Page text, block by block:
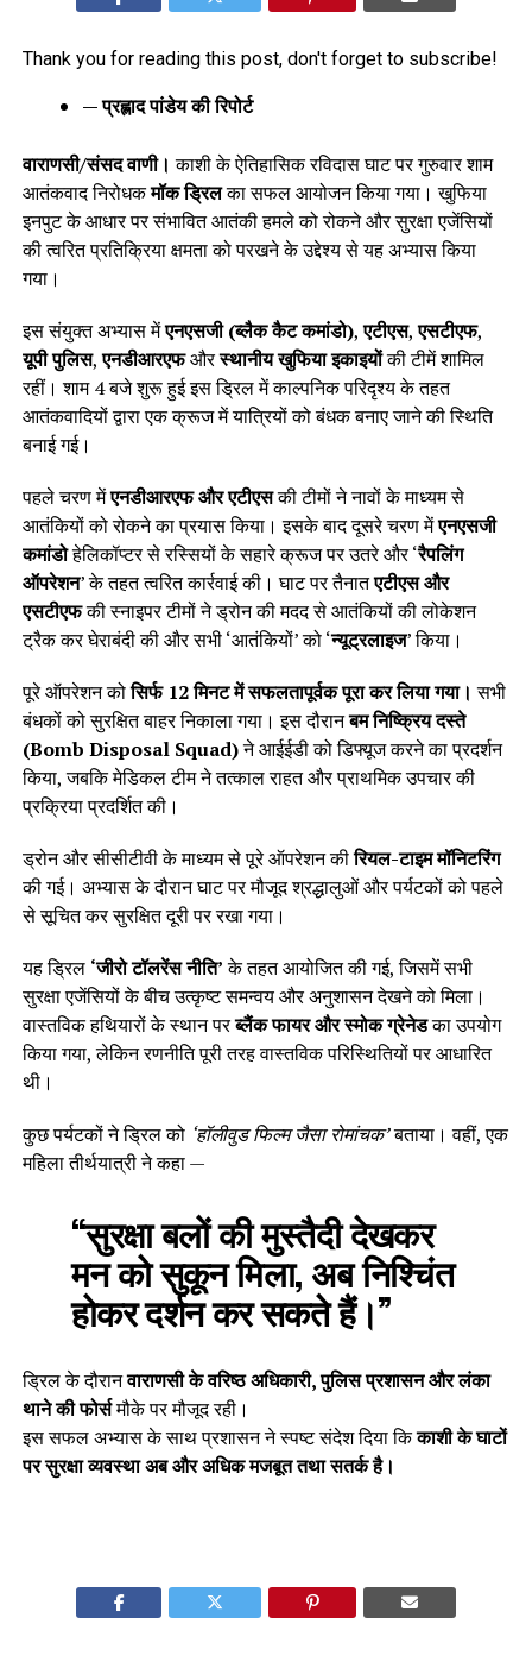
Thank you for reading this post, don't forget to subscribe!
— प्रह्लाद पांडेय की रिपोर्ट
वाराणसी/संसद वाणी।काशी के ऐतिहासिक रविदास घाट पर गुरुवार शाम
आतंकवाद निरोधकमॉक ड्रिलका सफल आयोजन किया गया। खुफिया
इनपुट के आधार पर संभावित आतंकी हमले को रोकने और सुरक्षा एजेंसियों
की त्वरित प्रतिक्रिया क्षमता को परखने के उद्देश्य से यह अभ्यास किया
गया।
इस संयुक्त अभ्यास मेंएनएसजी (ब्लैक कैट कमांडो),एटीएस,एसटीएफ,
यूपी पुलिस,एनडीआरएफऔरस्थानीय खुफिया इकाइयोंकी टीमें शामिल
रहीं। शाम 4 बजे शुरू हुई इस ड्रिल में काल्पनिक परिदृश्य के तहत
आतंकवादियों द्वारा एक क्रूज में यात्रियों को बंधक बनाए जाने की स्थिति
बनाई गई।
पहले चरण मेंएनडीआरएफ और एटीएसकी टीमों ने नावों के माध्यम से
आतंकियों को रोकने का प्रयास किया। इसके बाद दूसरे चरण मेंएनएसजी
कमांडोहेलिकॉप्टर से रस्सियों के सहारे क्रूज पर उतरे और ‘रैपलिंग
ऑपरेशन’ के तहत त्वरित कार्रवाई की। घाट पर तैनातएटीएस और
एसटीएफकी स्नाइपर टीमों ने ड्रोन की मदद से आतंकियों की लोकेशन
ट्रैक कर घेराबंदी की और सभी ‘आतंकियों’ को ‘न्यूट्रलाइज’ किया।
पूरे ऑपरेशन कोसिर्फ 12 मिनट में सफलतापूर्वक पूरा कर लिया गया। सभी
बंधकों को सुरक्षित बाहर निकाला गया। इस दौरानबम निष्क्रिय दस्ते
(Bomb Disposal Squad)ने आईईडी को डिफ्यूज करने का प्रदर्शन
किया, जबकि मेडिकल टीम ने तत्काल राहत और प्राथमिक उपचार की
प्रक्रिया प्रदर्शित की।
ड्रोन और सीसीटीवी के माध्यम से पूरे ऑपरेशन कीरियल-टाइम मॉनिटरिंग
की गई। अभ्यास के दौरान घाट पर मौजूद श्रद्धालुओं और पर्यटकों को पहले
से सूचित कर सुरक्षित दूरी पर रखा गया।
यह ड्रिल ‘जीरो टॉलरेंस नीति’के तहत आयोजित की गई, जिसमें सभी
सुरक्षा एजेंसियों के बीच उत्कृष्ट समन्वय और अनुशासन देखने को मिला।
वास्तविक हथियारों के स्थान परब्लैंक फायर और स्मोक ग्रेनेडका उपयोग
किया गया, लेकिन रणनीति पूरी तरह वास्तविक परिस्थितियों पर आधारित
थी।
कुछ पर्यटकों ने ड्रिल को ‘हॉलीवुड फिल्म जैसा रोमांचक’बताया। वहीं, एक
महिला तीर्थयात्री ने कहा —
“सुरक्षा बलों की मुस्तैदी देखकर
मन को सुकून मिला, अब निश्चिंत
होकर दर्शन कर सकते हैं।”
ड्रिल के दौरानवाराणसी के वरिष्ठ अधिकारी, पुलिस प्रशासन और लंका
थाने की फोर्समौके पर मौजूद रही।
इस सफल अभ्यास के साथ प्रशासन ने स्पष्ट संदेश दिया किकाशी के घाटों
पर सुरक्षा व्यवस्था अब और अधिक मजबूत तथा सतर्क है।